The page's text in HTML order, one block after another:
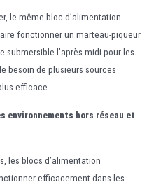
le même bloc d’alimentation
fonctionner un marteau-piqueur
submersible l’après-midi pour les
besoin de plusieurs sources
efficace.
environnements hors réseau et
les blocs d’alimentation
efficacement dans les